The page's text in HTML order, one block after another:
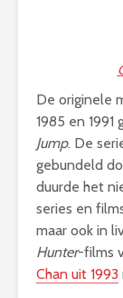
De originele
1985 en
Jump. De
gebundeld
duurde het
series en
maar ook in
Hunter-films
Chan uit 1993